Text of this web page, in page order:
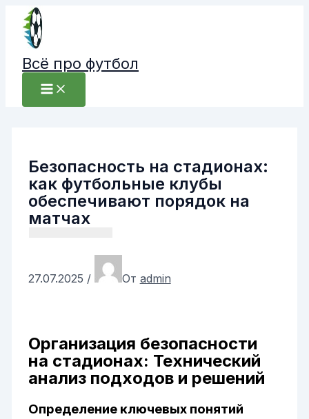
Перейти
содержимому
Всё про футбол
Безопасность на стадионах:
как футбольные клубы
обеспечивают порядок на
матчах
27.07.2025 / От admin
Организация безопасности
на стадионах: Технический
анализ подходов и решений
Определение ключевых понятий